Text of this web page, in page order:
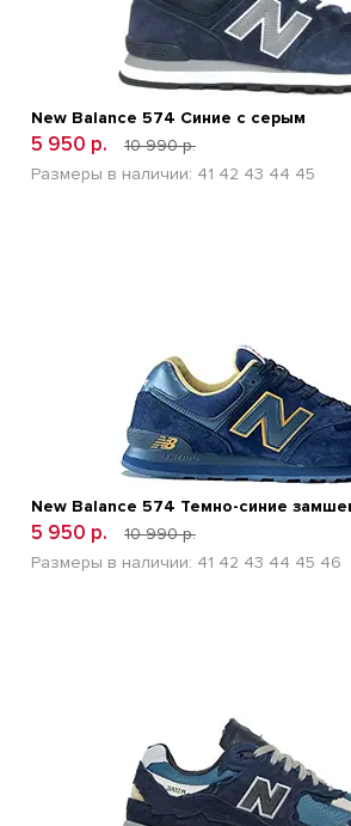
New Balance 574 Синие с серым
5 950 р.
10 990 р.
Размеры в наличии: 41 42 43 44 45
New Balance 574 Темно-синие
5 950 р.
10 990 р.
Размеры в наличии: 41 42 43 44 45 46